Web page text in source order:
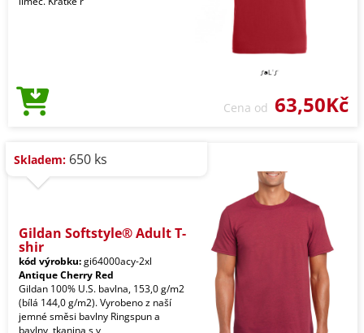
Cena od 63,50Kč
Skladem: 650 ks
Gildan Softstyle® Adult T-
shir
kód výrobku:gi64000acy-2xl
Antique Cherry Red
Gildan 100% U.S. bavlna, 153,0 g/m2
(bílá 144,0 g/m2). Vyrobeno z naší
jemné směsi bavlny Ringspun a